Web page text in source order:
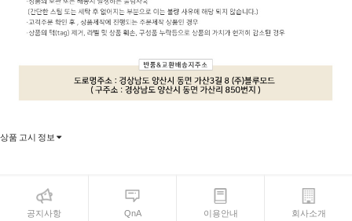
상품 고시 정보
공지사항 QnA 이용안내 회사소개